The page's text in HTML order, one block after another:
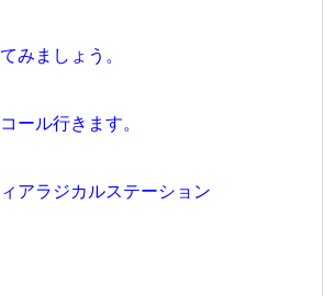
みましょう。
ール行きます。
アラジカルステーション